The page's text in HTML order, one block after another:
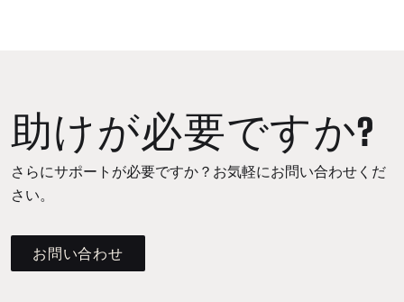
助けが必要ですか?
さらにサポートが必要ですか？お気軽にお問い合わせくだ
さい。
お問い合わせ